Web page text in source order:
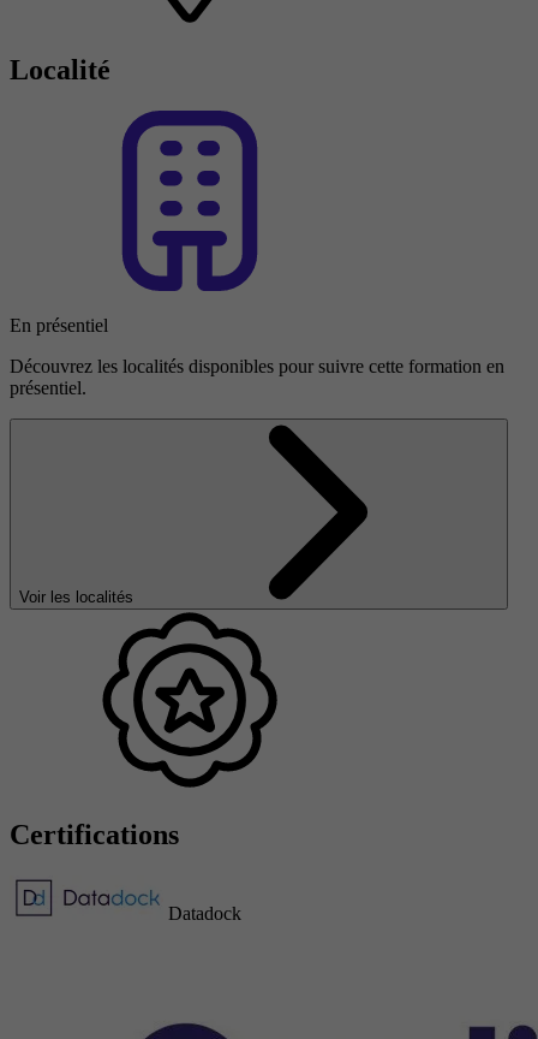
Localité
En présentiel
Découvrez les localités disponibles pour suivre cette formation en
présentiel.
Voir les localités
Certifications
Datadock